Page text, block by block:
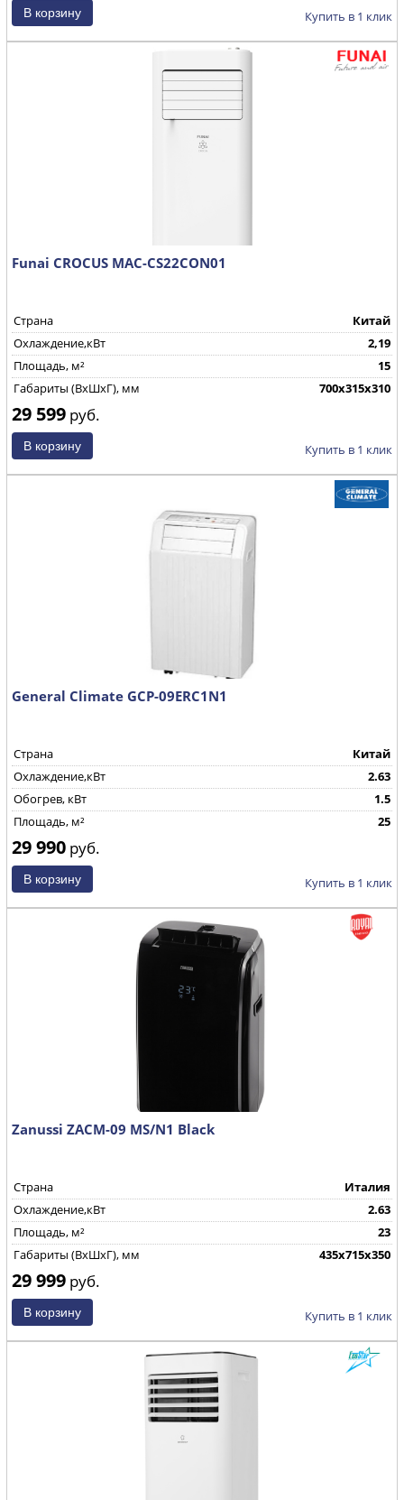
Купить в 1 клик
Funai CROCUS MAC-CS22CON01
Страна
Китай
Охлаждение,кВт
2,19
Площадь, м²
15
Габариты (ВхШхГ), мм
700x315x310
29 599 руб.
Купить в 1 клик
General Climate GCP-09ERC1N1
Страна
Китай
Охлаждение,кВт
2.63
Обогрев, кВт
1.5
Площадь, м²
25
29 990 руб.
Купить в 1 клик
Zanussi ZACM-09 MS/N1 Black
Страна
Италия
Охлаждение,кВт
2.63
Площадь, м²
23
Габариты (ВхШхГ), мм
435х715х350
29 999 руб.
Купить в 1 клик